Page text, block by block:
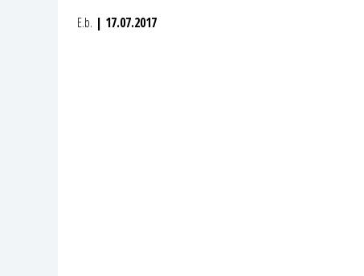
E.b. | 17.07.2017